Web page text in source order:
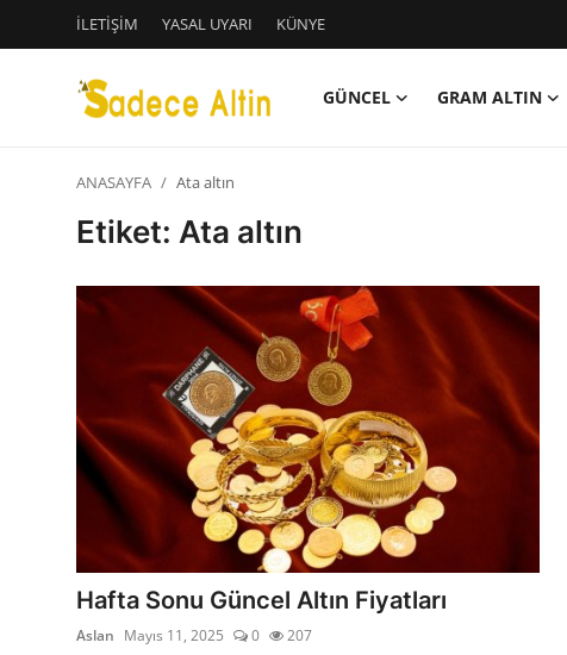
İLETİŞİM YASAL UYARI KÜNYE
GÜNCEL GRAM ALTIN
YASAL UYARI
GRAM ALTIN
ÇEYREK ALTIN
YARIM ALTIN
TAM ALTIN
ANASAYFA Ata altın
Etiket: Ata altın
Hafta Sonu Güncel Altın Fiyatları
Aslan Mayıs 11, 2025 0 207